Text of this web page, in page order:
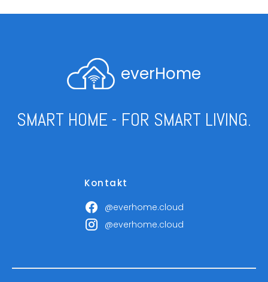
everHome
SMART HOME - FOR SMART LIVING.
Kontakt
@everhome.cloud
@everhome.cloud